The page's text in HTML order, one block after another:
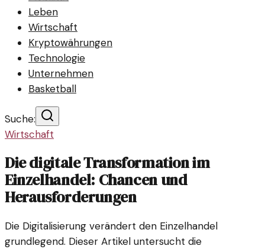
Leben
Wirtschaft
Kryptowährungen
Technologie
Unternehmen
Basketball
Suche:
Wirtschaft
Die digitale Transformation im
Einzelhandel: Chancen und
Herausforderungen
Die Digitalisierung verändert den Einzelhandel
grundlegend. Dieser Artikel untersucht die